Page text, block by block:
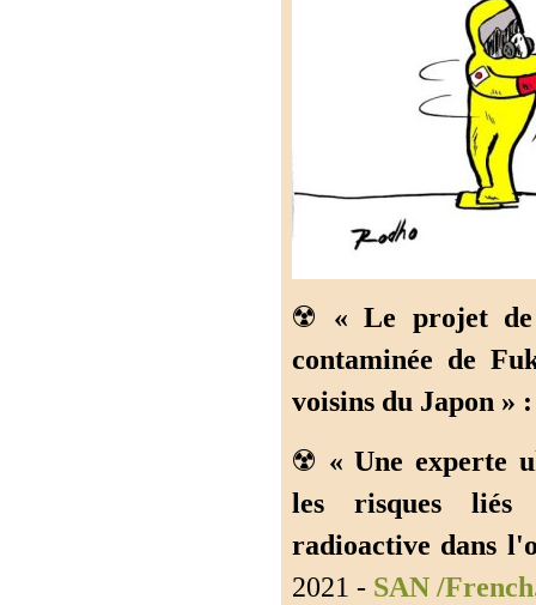
☢️ « Le projet de
contaminée de
voisins du Japon » :
☢️ « Une experte
les risques liés
radioactive dans
2021 - SAN /